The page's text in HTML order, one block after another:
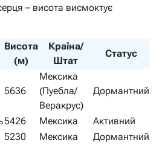
– висота висмоктує
Висота
(м)
Країна/
Штат
Статус
5636
Мексика
(Пуебла/
Веракрус)
Дормантний
5426 Мексика
Активний
5230 Мексика
Дормантний